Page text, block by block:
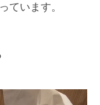
ています。